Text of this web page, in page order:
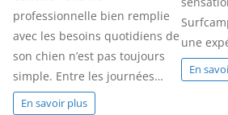
professionnelle bien remplie
avec les besoins quotidiens de
son chien n’est pas toujours
simple. Entre les journées…
En savoir plus
une
En